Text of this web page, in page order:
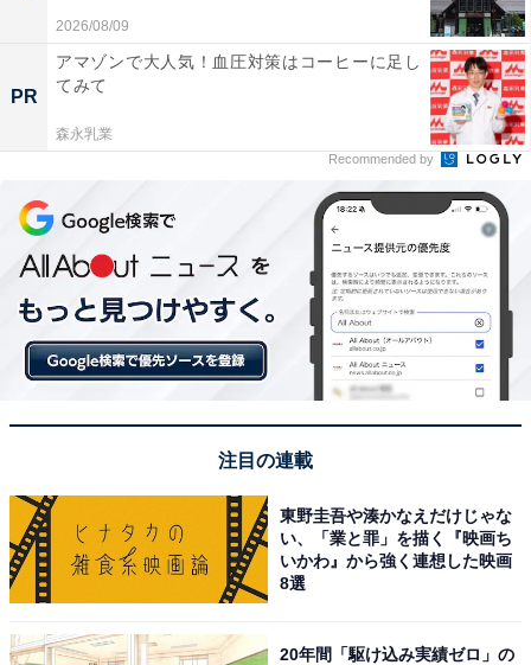
2026/08/09
PR
アマゾンで大人気！血圧対策はコーヒーに足し
てみて
森永乳業
Recommended by
注目の連載
東野圭吾や湊かなえだけじゃな
い、「業と罪」を描く『映画ち
いかわ』から強く連想した映画
8選
20年間「駆け込み実績ゼロ」の